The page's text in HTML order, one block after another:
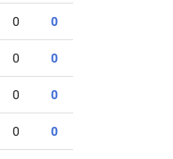
0 0
0 0
0 0
0 0